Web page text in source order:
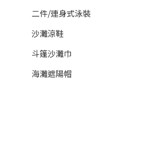
二件/連身式泳裝
沙灘涼鞋
斗篷沙灘巾
海灘遮陽帽